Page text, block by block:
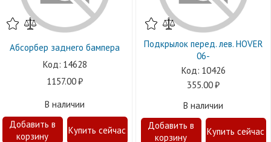
Абсорбер заднего бампера
14628
1157.00
В наличии
Подкрылок перед. лев. HOVER
06-
10426
355.00
В наличии